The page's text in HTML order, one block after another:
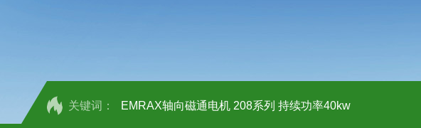
关键词： EMRAX轴向磁通电机 208系列 持续功率40kw